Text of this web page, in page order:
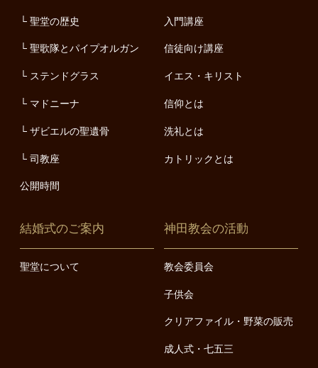
聖堂の歴史
聖歌隊とパイプオルガン
ステンドグラス
マドニーナ
ザビエルの聖遺骨
司教座
公開時間
入門講座
信徒向け講座
イエス・キリスト
信仰とは
洗礼とは
カトリックとは
結婚式のご案内
聖堂について
神田教会の活動
教会委員会
子供会
クリアファイル・野菜の販売
成人式・七五三